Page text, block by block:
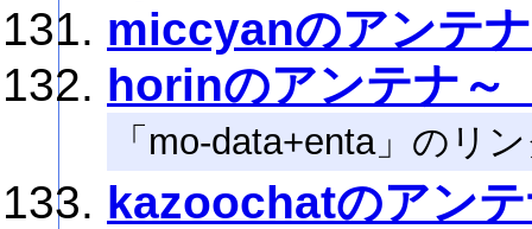
miccyanのアンテナ
horinのアンテナ～
「mo-data+enta」のリ
kazoochatのアン